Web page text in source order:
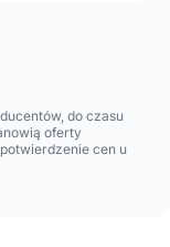
do czasu
oferty
cen u